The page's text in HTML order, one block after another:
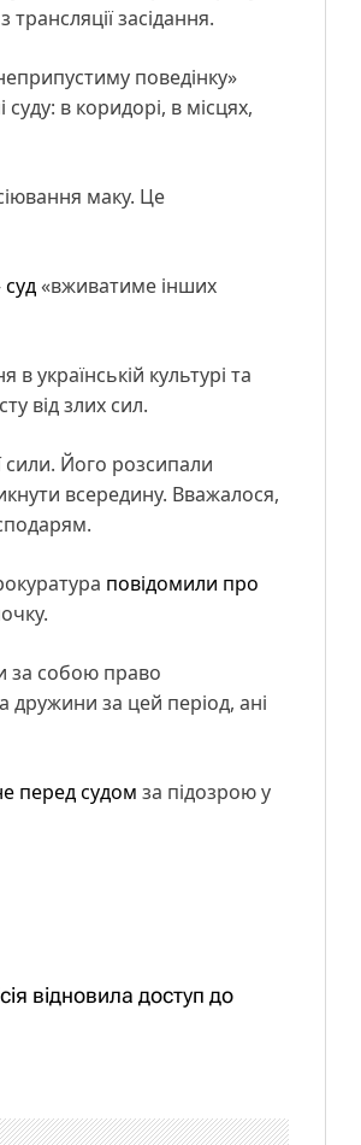
засідання.
поведінку»
в коридорі, в місцях,
маку. Це
суд«вживатиме інших
українській культурі та
від злих сил.
Його розсипали
всередину. Вважалося,
повідомили про
за собою право
за цей період, ані
перед судом за підозрою у
відновила доступ до